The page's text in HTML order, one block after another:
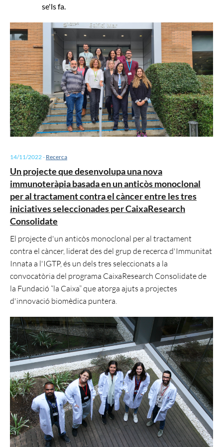
se'ls fa.
14/11/2022- Recerca
Un projecte que desenvolupa una nova
immunoteràpia basada en un anticòs monoclonal
per al tractament contra el càncer entre les tres
iniciatives seleccionades per CaixaResearch
Consolidate
El projecte d'un anticòs monoclonal per al tractament
contra el càncer, liderat des del grup de recerca d'Immunitat
Innata a l'IGTP, és un dels tres seleccionats a la
convocatòria del programa CaixaResearch Consolidate de
la Fundació “la Caixa” que atorga ajuts a projectes
d'innovació biomèdica puntera.